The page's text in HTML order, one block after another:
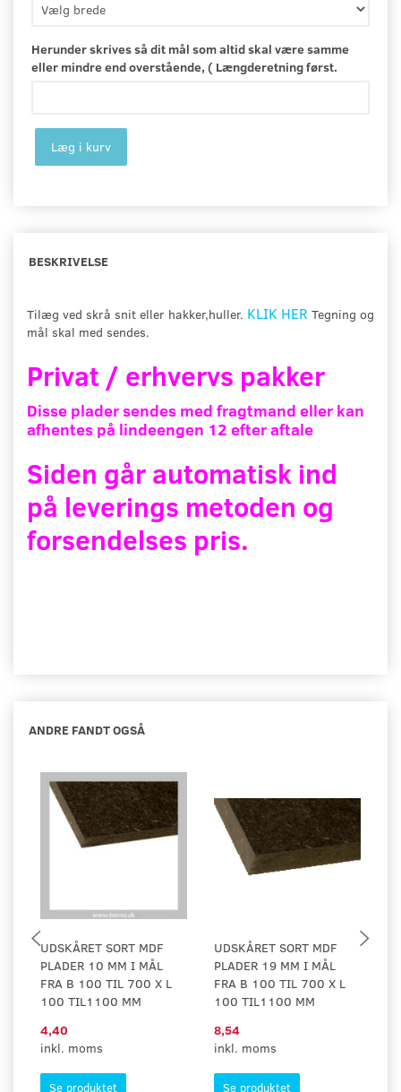
Herunder skrives så dit mål som altid skal være samme
eller mindre end overstående, ( Længderetning først.
Læg i kurv
BESKRIVELSE
Tilæg ved skrå snit eller hakker,huller. KLIK HER Tegning og
mål skal med sendes.
Privat / erhvervs pakker
Disse plader sendes med fragtmand eller kan
afhentes på lindeengen 12 efter aftale
Siden går automatisk ind
på leverings metoden og
forsendelses pris.
ANDRE FANDT OGSÅ
UDSKÅRET SORT MDF
PLADER 10 MM I MÅL
FRA B 100 TIL 700 X L
100 TIL1100 MM
4,40
inkl. moms
Se produktet
UDSKÅRET SORT MDF
PLADER 19 MM I MÅL
FRA B 100 TIL 700 X L
100 TIL1100 MM
8,54
inkl. moms
Se produktet